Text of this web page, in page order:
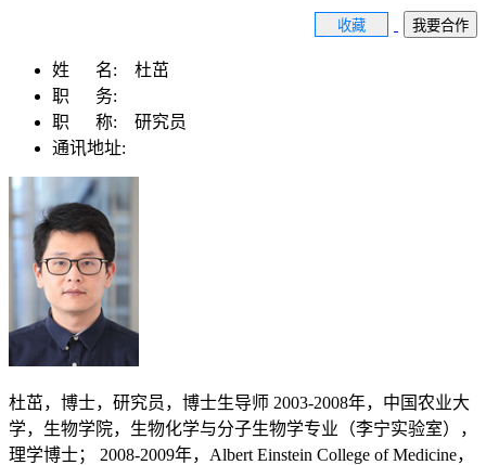
收藏 我要合作
姓 名: 杜茁
职 务:
职 称: 研究员
通讯地址:
杜茁，博士，研究员，博士生导师 2003-2008年，中国农业大
学，生物学院，生物化学与分子生物学专业（李宁实验室），
理学博士； 2008-2009年，Albert Einstein College of Medicine，